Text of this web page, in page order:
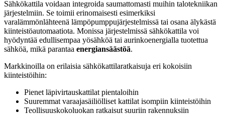
Sähkökattila voidaan integroida saumattomasti muihin talotekniikan
järjestelmiin. Se toimii erinomaisesti esimerkiksi
varalämmönlähteenä lämpöpumppujärjestelmissä tai osana älykästä
kiinteistöautomaatiota. Monissa järjestelmissä sähkökattila voi
hyödyntää edullisempaa yösähköä tai aurinkoenergialla tuotettua
sähköä, mikä parantaa energiansäästöä.
Markkinoilla on erilaisia sähkökattilaratkaisuja eri kokoisiin
kiinteistöihin:
Pienet läpivirtauskattilat pientaloihin
Suuremmat varaajasäiliölliset kattilat isompiin kiinteistöihin
Teollisuuskokoluokan ratkaisut suuriin rakennuksiin